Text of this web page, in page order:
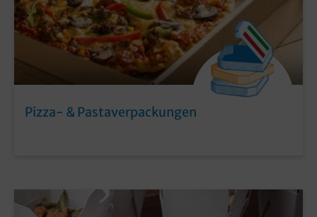
Pizza- & Pastaverpackungen